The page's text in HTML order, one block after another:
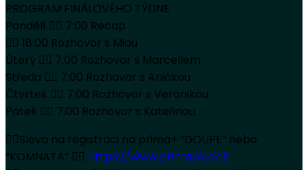
PROGRAM FINÁLOVÉHO TÝDNE
Pondělí 👉🏻 7:00 Recap
👉🏻 18:00 Rozhovor s Miou
Úterý 👉🏻 7:00 Rozhovor s Marcellem
Středa 👉🏻 7:00 Rozhovor s Aničkou
Čtvrtek 👉🏻 7:00 Rozhovor s Veronikou
Pátek 👉🏻 7:00 Rozhovor s Kateřinou
👉🏻Sleva na registraci na prima+ “DOUPE” nebo
“KOMNATA” 👉🏻 https://www.primaplus.cz